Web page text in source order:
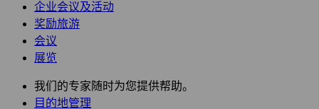
企业会议及活动
奖励旅游
会议
展览
我们的专家随时为您提供帮助。
目的地管理